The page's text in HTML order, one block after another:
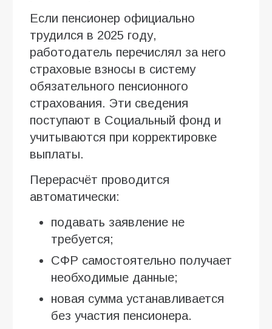
Если пенсионер официально
трудился в 2025 году,
работодатель перечислял за него
страховые взносы в систему
обязательного пенсионного
страхования. Эти сведения
поступают в Социальный фонд и
учитываются при корректировке
выплаты.
Перерасчёт проводится
автоматически:
подавать заявление не
требуется;
СФР самостоятельно получает
необходимые данные;
новая сумма устанавливается
без участия пенсионера.